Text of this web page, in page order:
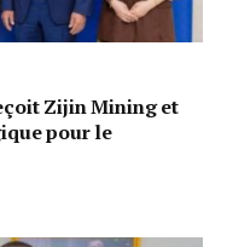
Zijin Mining et
pour le